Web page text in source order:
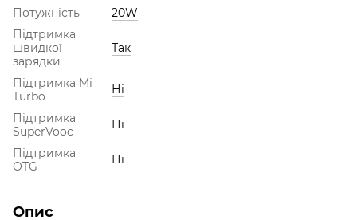
Потужність
20W
Підтримка
швидкої
зарядки
Так
Підтримка Mi
Turbo
Ні
Підтримка
SuperVooc
Ні
Підтримка
OTG
Ні
Опис